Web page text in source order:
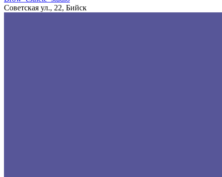
Советская ул., 22, Бийск